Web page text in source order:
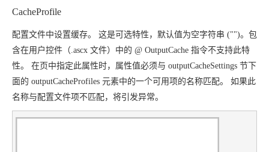
CacheProfile
配置文件中设置缓存。 这是可选特性，默认值为空字符串 ("")。 包
含在用户控件（.ascx 文件）中的 @ OutputCache 指令不支持此特
性。
在页中指定此属性时，属性值必须与 outputCacheSettings 节下
面的 outputCacheProfiles 元素中的一个可用项的名称匹配。
如果此
名称与配置文件项不匹配，将引发异常。